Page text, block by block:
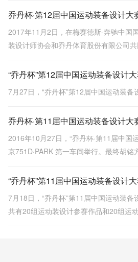
乔丹杯·第12届中国运动装备设计大
2017年11月2日，在梅赛德斯-奔驰中国
装设计师协会和乔丹体育股份有限公司
“乔丹杯”第12届中国运动装备设计
7月27日，“乔丹杯”第12届中国运动装备
乔丹杯·第11届中国运动装备设计大
2016年10月27日，“乔丹杯·第11届中国
京751D·PARK 第一车间举行。最终胡
得。
“乔丹杯”第11届中国运动装备设计
7月18日，“乔丹杯”第11届中国运动装备
共有20组运动装设计参赛作品和20组运